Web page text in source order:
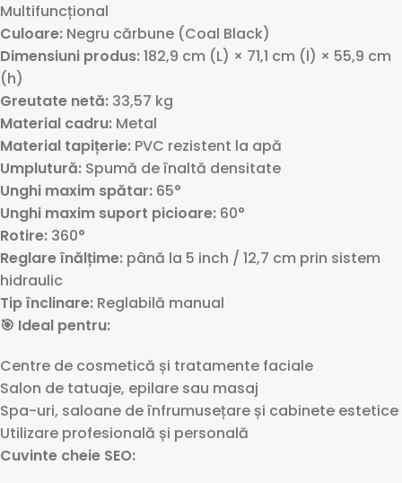
Multifuncțional
Culoare: Negru cărbune (Coal Black)
Dimensiuni produs:182,9 cm (L) × 71,1 cm (l) × 55,9 cm
(h)
Greutate netă: 33,57 kg
Material cadru: Metal
Material tapițerie: PVC rezistent la apă
Umplutură: Spumă de înaltă densitate
Unghi maxim spătar: 65°
Unghi maxim suport picioare: 60°
Rotire: 360°
Reglare înălțime: până la 5 inch / 12,7 cm prin sistem
hidraulic
Tip înclinare: Reglabilă manual
🎯 Ideal pentru:
Centre de cosmetică și tratamente faciale
Salon de tatuaje, epilare sau masaj
Spa-uri, saloane de înfrumusețare și cabinete estetice
Utilizare profesională și personală
Cuvinte cheie SEO: